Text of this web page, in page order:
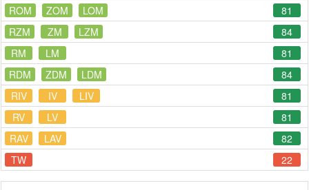
ROM
ZOM LOM
81
RZM
ZM LZM
84
RM
LM
81
RDM
ZDM LDM
84
RIV
IV LIV
81
RV
LV
81
RAV
LAV
82
TW
22